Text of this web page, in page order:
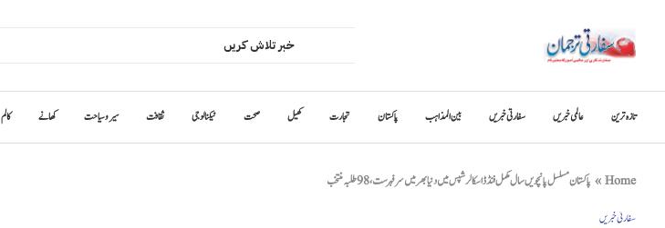
تازہ ترین عالمی خبریں سفارتی خبریں بین المذاہب پاکستان تجارت کھیل صحت ٹیکنالوجی ثقافت سیر و سیاحت کھانے کالم
Home
» پاکستان مسلسل پانچویں سال مکمل فنڈڈ اسکالرشپس میں دنیا بھر میں سرفہرست، 98 طلبہ منتخب
سفارتی خبریں